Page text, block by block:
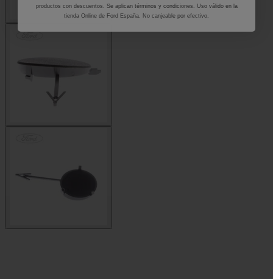
productos con descuentos. Se aplican términos y condiciones. Uso válido en la
tienda Online de Ford España. No canjeable por efectivo.